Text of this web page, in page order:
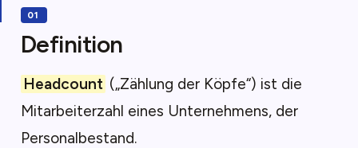
Definition
Headcount („Zählung der Köpfe“) ist die
Mitarbeiterzahl eines Unternehmens, der
Personalbestand.